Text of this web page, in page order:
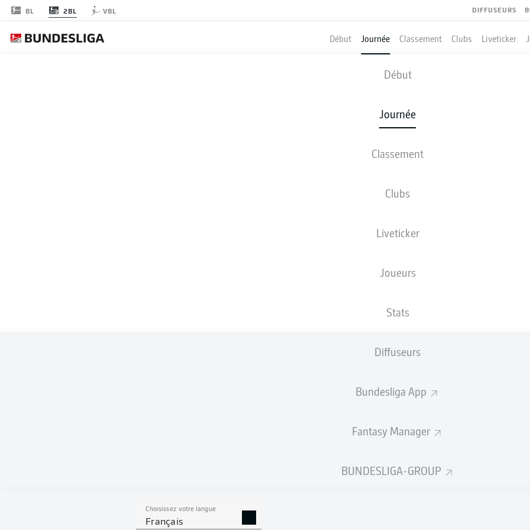
BL 2BL VBL DIFFUSEURS
Début Journée Classement Clubs Liveticker
Début
Journée
Classement
Clubs
Liveticker
Joueurs
Stats
Diffuseurs
Bundesliga App
Fantasy Manager
BUNDESLIGA-GROUP
Choisissez votre langue
Français
HEIDENHEIM - ARMINIA
COMPOSITIONS STATISTIQUES
XBUTS